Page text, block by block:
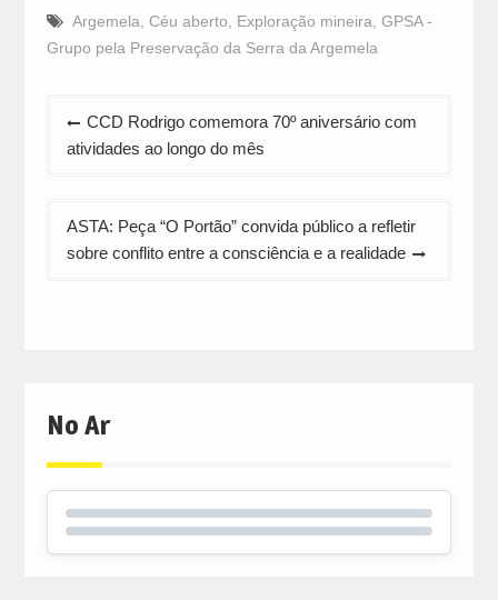
Facebook
(Opens
new
WhatsApp
(Opens
new
Twitter
(Opens
in
new
Argemela Céu aberto Exploração mineira GPSA -
Grupo pela Preservação da Serra da Argemela
Navegação
de
CCD Rodrigo comemora 70º aniversário com
atividades ao longo do mês
ASTA: Peça “O Portão” convida público a refletir
sobre conflito entre a consciência e a realidade
No Ar